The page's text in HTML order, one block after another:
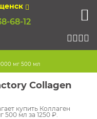
68-12
мг 500 мл
Collagen
купить Коллаген
мл за 1250 ₽.